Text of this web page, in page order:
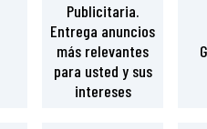
Publicitaria.
Entrega anuncios
más relevantes
para usted y sus
intereses